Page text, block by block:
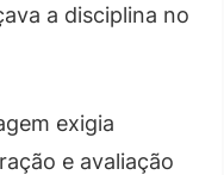
a disciplina no
exigia
e avaliação